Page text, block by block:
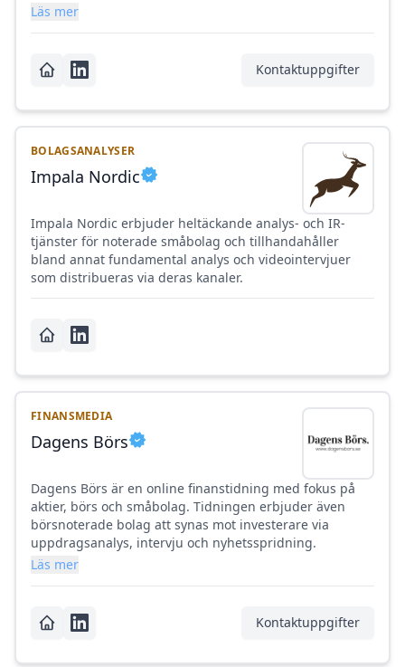
Läs mer
Kontaktuppgifter
BOLAGSANALYSER
Impala Nordic
Impala Nordic erbjuder heltäckande analys- och IR-
tjänster för noterade småbolag och tillhandahåller
bland annat fundamental analys och videointervjuer
som distribueras via deras kanaler.
FINANSMEDIA
Dagens Börs
Dagens Börs är en online finanstidning med fokus på
aktier, börs och småbolag. Tidningen erbjuder även
börsnoterade bolag att synas mot investerare via
uppdragsanalys, intervju och nyhetsspridning.
Läs mer
Kontaktuppgifter